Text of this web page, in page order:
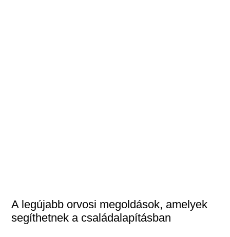
A legújabb orvosi megoldások, amelyek
segíthetnek a családalapításban